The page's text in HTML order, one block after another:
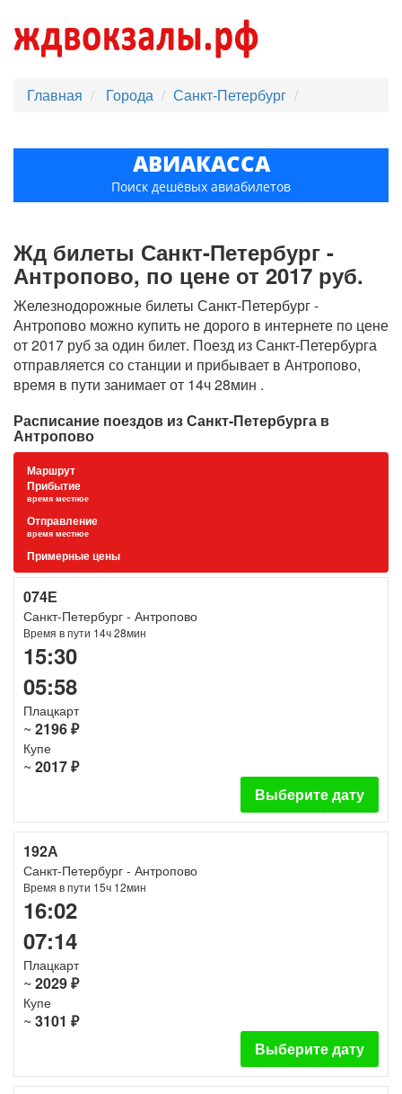
Главная Города Санкт-Петербург
АВИАКАССА
Поиск дешёвых авиабилетов
Жд билеты Санкт-Петербург -
Антропово, по цене от 2017 руб.
Железнодорожные билеты Санкт-Петербург -
Антропово можно купить не дорого в интернете по цене
от 2017 руб за один билет. Поезд из Санкт-Петербурга
отправляется со станции и прибывает в Антропово,
время в пути занимает от 14ч 28мин .
Расписание поездов из Санкт-Петербурга в
Антропово
Маршрут
Прибытие
время местное
Отправление
время местное
Примерные цены
074Е
Санкт-Петербург - Антропово
Время в пути 14ч 28мин
15:30
05:58
Плацкарт
~ 2196 ₽
Купе
~ 2017 ₽
Выберите дату
192А
Санкт-Петербург - Антропово
Время в пути 15ч 12мин
16:02
07:14
Плацкарт
~ 2029 ₽
Купе
~ 3101 ₽
Выберите дату